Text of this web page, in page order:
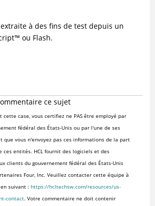
extraite à des fins de test depuis un
™ ou Flash.
ce sujet
cette case, vous certifiez ne PAS être employé par
fédéral des États-Unis ou par l'une de ses
que vous n'envoyez pas ces informations de la part
ces entités. HCL fournit des logiciels et des
clients du gouvernement fédéral des États-Unis
Four, Inc. Veuillez contacter cette équipe à
suivant : https://hcltechsw.com/resources/us-
contact. Votre commentaire ne doit contenir